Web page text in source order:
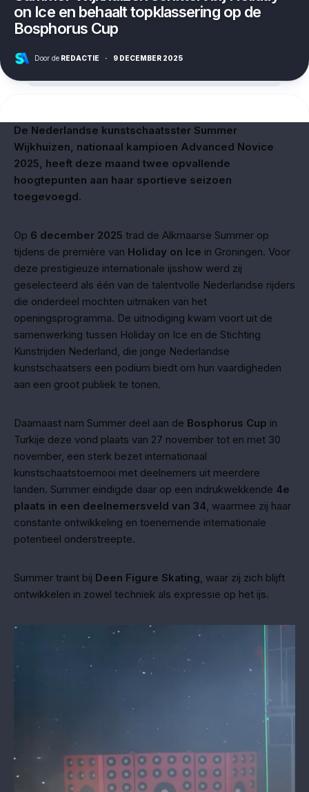
on Ice en behaalt topklassering op de
Bosphorus Cup
Door de REDACTIE · 9 DECEMBER 2025
De Nederlandse kunstschaatsster Summer
Wijkhuizen, nationaal kampioen Advanced Novice
2025, heeft deze maand twee opvallende
hoogtepunten aan haar sportieve seizoen
toegevoegd.
Op 6 december 2025 trad de Alkmaarse Summer op
tijdens de première van Holiday on Ice in Groningen. Voor
deze prestigieuze internationale ijsshow werd zij
geselecteerd als één van de talentvolle Nederlandse rijders
die onderdeel mochten uitmaken van het
openingsprogramma. De uitnodiging kwam voort uit de
samenwerking tussen Holiday on Ice en de Stichting
Kunstrijden Nederland, die jonge Nederlandse
kunstschaatsers een podium biedt om hun vaardigheden
aan een groot publiek te tonen.
Daarnaast nam Summer deel aan de Bosphorus Cup in
Turkije deze vond plaats van 27 november tot en met 30
november, een sterk bezet internationaal
kunstschaatstoernooi met deelnemers uit meerdere
landen. Summer eindigde daar op een indrukwekkende 4e
plaats in een deelnemersveld van 34, waarmee zij haar
constante ontwikkeling en toenemende internationale
potentieel onderstreepte.
Summer traint bij Deen Figure Skating, waar zij zich blijft
ontwikkelen in zowel techniek als expressie op het ijs.